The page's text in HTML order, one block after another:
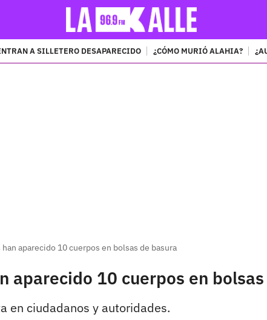
A SILLETERO DESAPARECIDO ¿CÓMO MURIÓ ALAHIA?
han aparecido 10 cuerpos en bolsas de basura
aparecido 10 cuerpos en
en ciudadanos y autoridades.